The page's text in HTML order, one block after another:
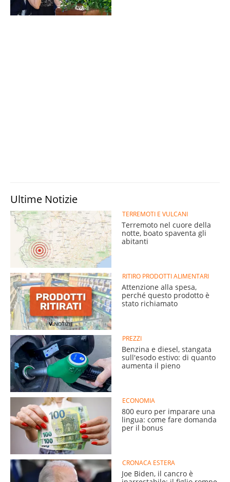
Ultime Notizie
TERREMOTI E VULCANI
Terremoto nel cuore della
notte, boato spaventa gli
abitanti
RITIRO PRODOTTI ALIMENTARI
Attenzione alla spesa,
perché questo prodotto è
stato richiamato
PREZZI
Benzina e diesel, stangata
sull'esodo estivo: di quanto
aumenta il pieno
ECONOMIA
800 euro per imparare una
lingua: come fare domanda
per il bonus
CRONACA ESTERA
Joe Biden, il cancro è